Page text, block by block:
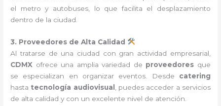
el metro y autobuses, lo que facilita el desplazamiento
dentro de la ciudad.
3. Proveedores de Alta Calidad
Al tratarse de una ciudad con gran actividad empresarial,
CDMX ofrece una amplia variedad de proveedores que
se especializan en organizar eventos. Desde catering
hasta tecnología audiovisual , puedes acceder a servicios
de alta calidad y con un excelente nivel de atención.